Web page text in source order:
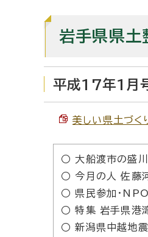
岩手県県土
平成17年1月
美しい県土づ
○ 大船渡市の盛川
○ 今月の人 佐藤
○ 県民参加・
○ 特集 岩手県港湾
○ 新潟県中越地